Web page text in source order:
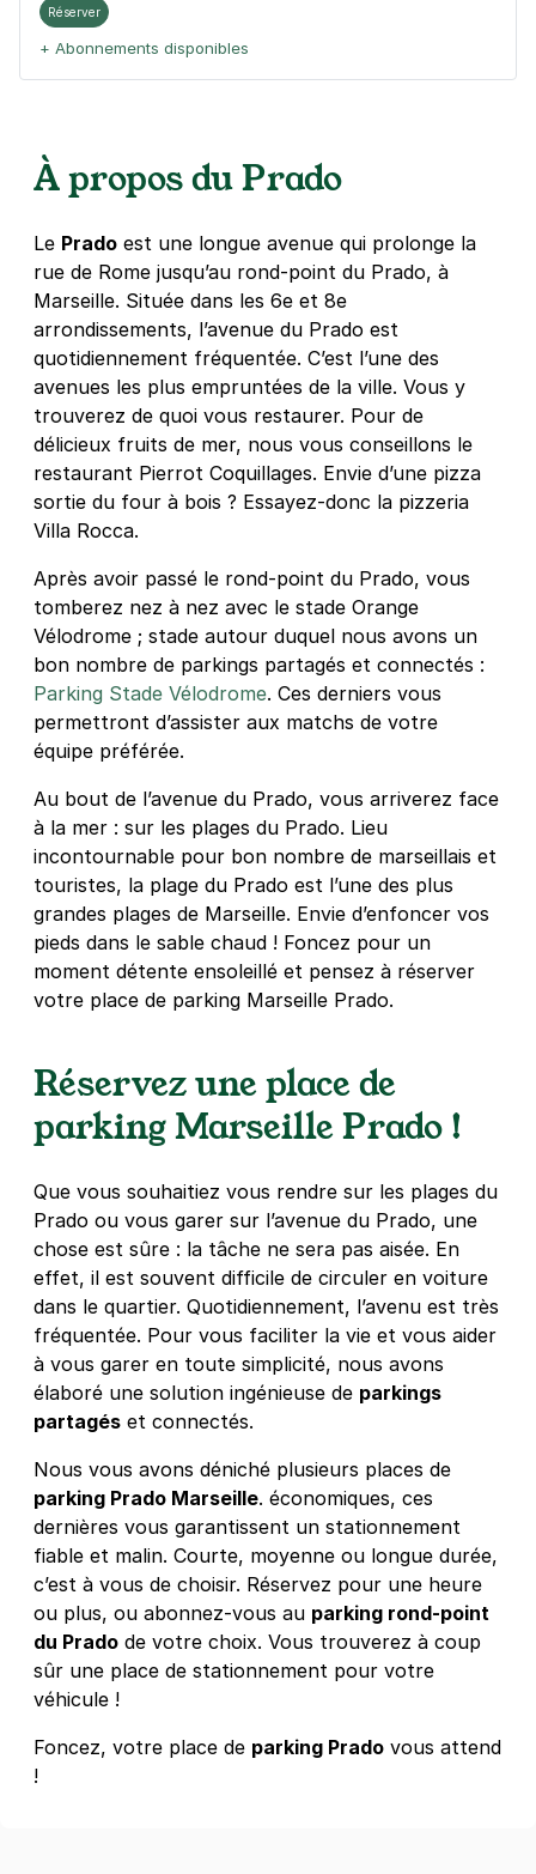
Réserver
+ Abonnements disponibles
À propos du Prado
Le Prado est une longue avenue qui prolonge la
rue de Rome jusqu’au rond-point du Prado, à
Marseille. Située dans les 6e et 8e
arrondissements, l’avenue du Prado est
quotidiennement fréquentée. C’est l’une des
avenues les plus empruntées de la ville. Vous y
trouverez de quoi vous restaurer. Pour de
délicieux fruits de mer, nous vous conseillons le
restaurant Pierrot Coquillages. Envie d’une pizza
sortie du four à bois ? Essayez-donc la pizzeria
Villa Rocca.
Après avoir passé le rond-point du Prado, vous
tomberez nez à nez avec le stade Orange
Vélodrome ; stade autour duquel nous avons un
bon nombre de parkings partagés et connectés :
Parking Stade Vélodrome. Ces derniers vous
permettront d’assister aux matchs de votre
équipe préférée.
Au bout de l’avenue du Prado, vous arriverez face
à la mer : sur les plages du Prado. Lieu
incontournable pour bon nombre de marseillais et
touristes, la plage du Prado est l’une des plus
grandes plages de Marseille. Envie d’enfoncer vos
pieds dans le sable chaud ! Foncez pour un
moment détente ensoleillé et pensez à réserver
votre place de parking Marseille Prado.
Réservez une place de
parking Marseille Prado !
Que vous souhaitiez vous rendre sur les plages du
Prado ou vous garer sur l’avenue du Prado, une
chose est sûre : la tâche ne sera pas aisée. En
effet, il est souvent difficile de circuler en voiture
dans le quartier. Quotidiennement, l’avenu est très
fréquentée. Pour vous faciliter la vie et vous aider
à vous garer en toute simplicité, nous avons
élaboré une solution ingénieuse de parkings
partagés et connectés.
Nous vous avons déniché plusieurs places de
parking Prado Marseille. économiques, ces
dernières vous garantissent un stationnement
fiable et malin. Courte, moyenne ou longue durée,
c’est à vous de choisir. Réservez pour une heure
ou plus, ou abonnez-vous au parking rond-point
du Prado de votre choix. Vous trouverez à coup
sûr une place de stationnement pour votre
véhicule !
Foncez, votre place de parking Prado vous attend
!